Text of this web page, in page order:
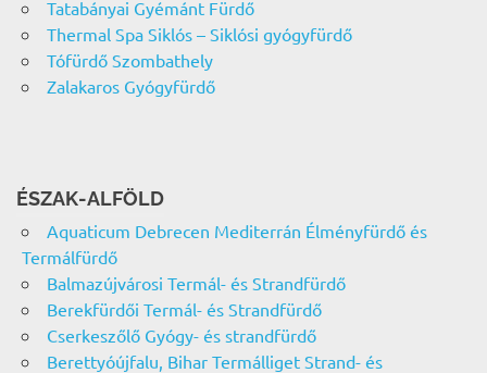
Tatabányai Gyémánt Fürdő
Thermal Spa Siklós – Siklósi gyógyfürdő
Tófürdő Szombathely
Zalakaros Gyógyfürdő
ÉSZAK-ALFÖLD
Aquaticum Debrecen Mediterrán Élményfürdő és
Termálfürdő
Balmazújvárosi Termál- és Strandfürdő
Berekfürdői Termál- és Strandfürdő
Cserkeszőlő Gyógy- és strandfürdő
Berettyóújfalu, Bihar Termálliget Strand- és